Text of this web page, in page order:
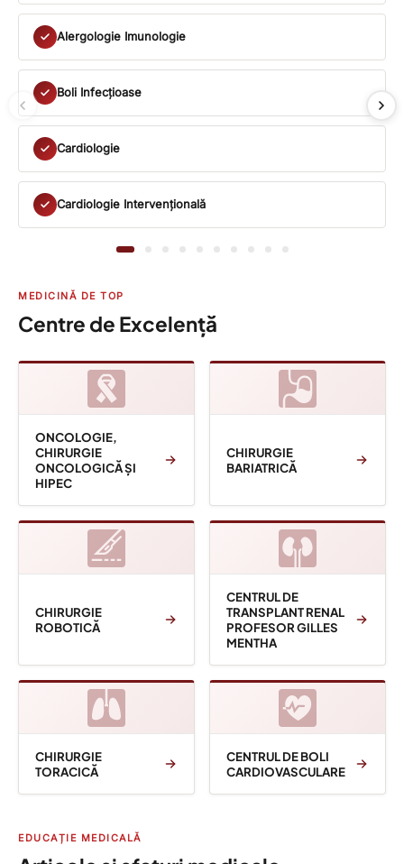
Alergologie Imunologie
Boli Infecțioase
Cardiologie
Cardiologie Intervențională
MEDICINĂ DE TOP
Centre de Excelență
ONCOLOGIE,
CHIRURGIE
ONCOLOGICĂ ȘI
HIPEC
CHIRURGIE
BARIATRICĂ
CHIRURGIE
ROBOTICĂ
CENTRUL DE
TRANSPLANT RENAL
PROFESOR GILLES
MENTHA
CHIRURGIE
TORACICĂ
CENTRUL DE BOLI
CARDIOVASCULARE
EDUCAȚIE MEDICALĂ